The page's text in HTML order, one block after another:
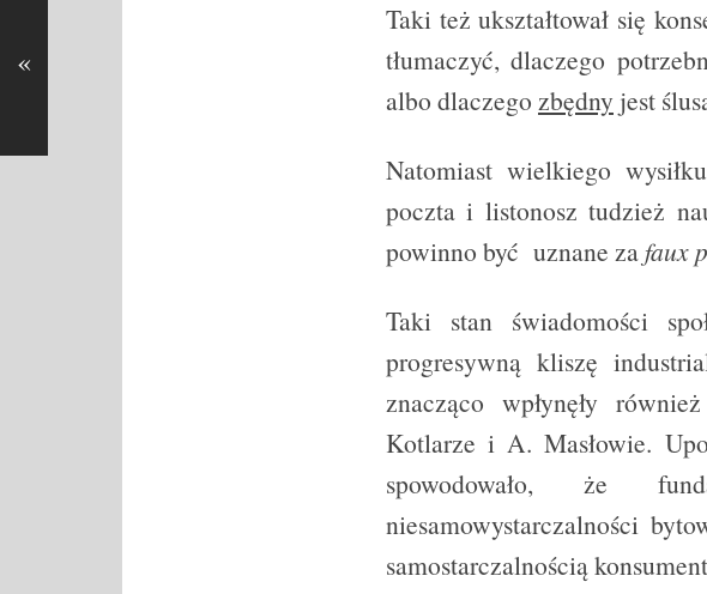
Taki też ukształtował się
tłumaczyć, dlaczego
albo dlaczego zbędny jest
Natomiast wielkiego
poczta i listonosz tudzież
powinno być uznane za faux
Taki stan świadomości
progresywną kliszę
znacząco wpłynęły
Kotlarze i A. Masłowie.
spowodowało, że
niesamowystarczalności
samostarczalnością
«